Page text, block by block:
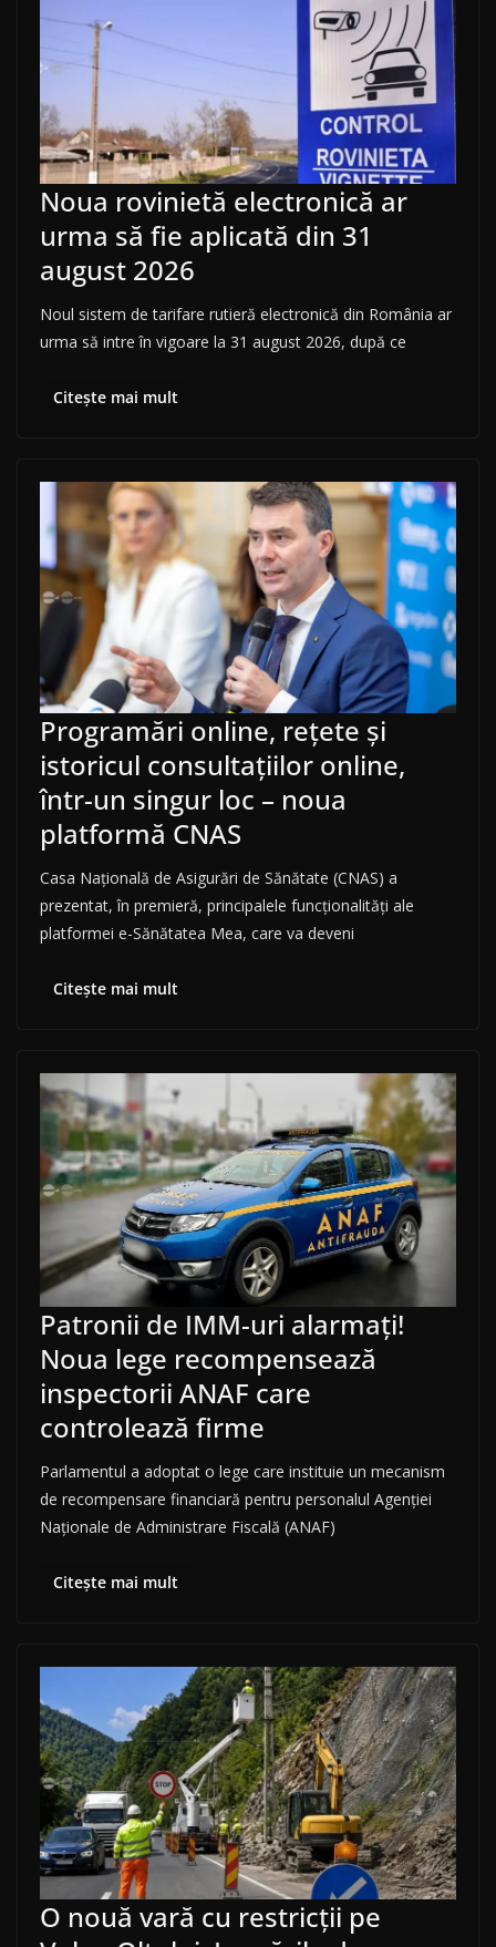
Noua rovinietă electronică ar
urma să fie aplicată din 31
august 2026
Noul sistem de tarifare rutieră electronică din România ar
urma să intre în vigoare la 31 august 2026, după ce
Citește mai mult
Programări online, rețete și
istoricul consultațiilor online,
într-un singur loc – noua
platformă CNAS
Casa Națională de Asigurări de Sănătate (CNAS) a
prezentat, în premieră, principalele funcționalități ale
platformei e-Sănătatea Mea, care va deveni
Citește mai mult
Patronii de IMM-uri alarmați!
Noua lege recompensează
inspectorii ANAF care
controlează firme
Parlamentul a adoptat o lege care instituie un mecanism
de recompensare financiară pentru personalul Agenției
Naționale de Administrare Fiscală (ANAF)
Citește mai mult
O nouă vară cu restricții pe